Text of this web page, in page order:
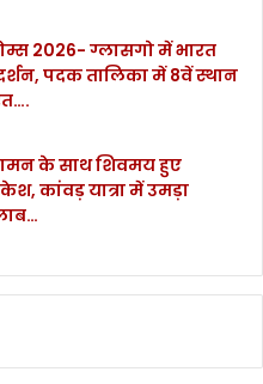
2026- ग्लासगो में भारत
पदक तालिका में 8वें स्थान
के साथ शिवमय हुए
कांवड़ यात्रा में उमड़ा